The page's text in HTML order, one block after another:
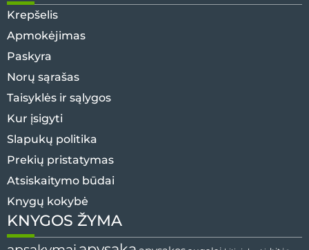
Krepšelis
Apmokėjimas
Paskyra
Norų sąrašas
Taisyklės ir sąlygos
Kur įsigyti
Slapukų politika
Prekių pristatymas
Atsiskaitymo būdai
Knygų kokybė
KNYGOS ŽYMA